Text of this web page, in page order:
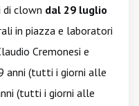
di clown dal 29 luglio
in piazza e laboratori
Cremonesi e
anni (tutti i giorni alle
(tutti i giorni alle